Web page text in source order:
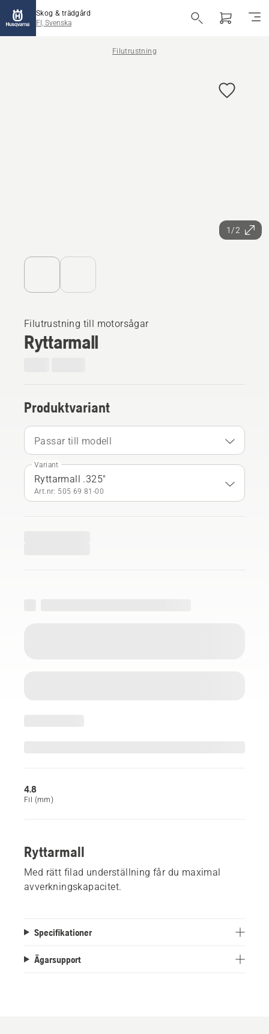
Skog & trädgård
FI, Svenska
Filutrustning
1/2
Filutrustning till motorsågar
Ryttarmall
Produktvariant
Passar till modell
Variant
Ryttarmall .325"
Art.nr: 505 69 81‑00
4.8
Fil (mm)
Ryttarmall
Med rätt filad underställning får du maximal
avverkningskapacitet.
Specifikationer
Ägarsupport